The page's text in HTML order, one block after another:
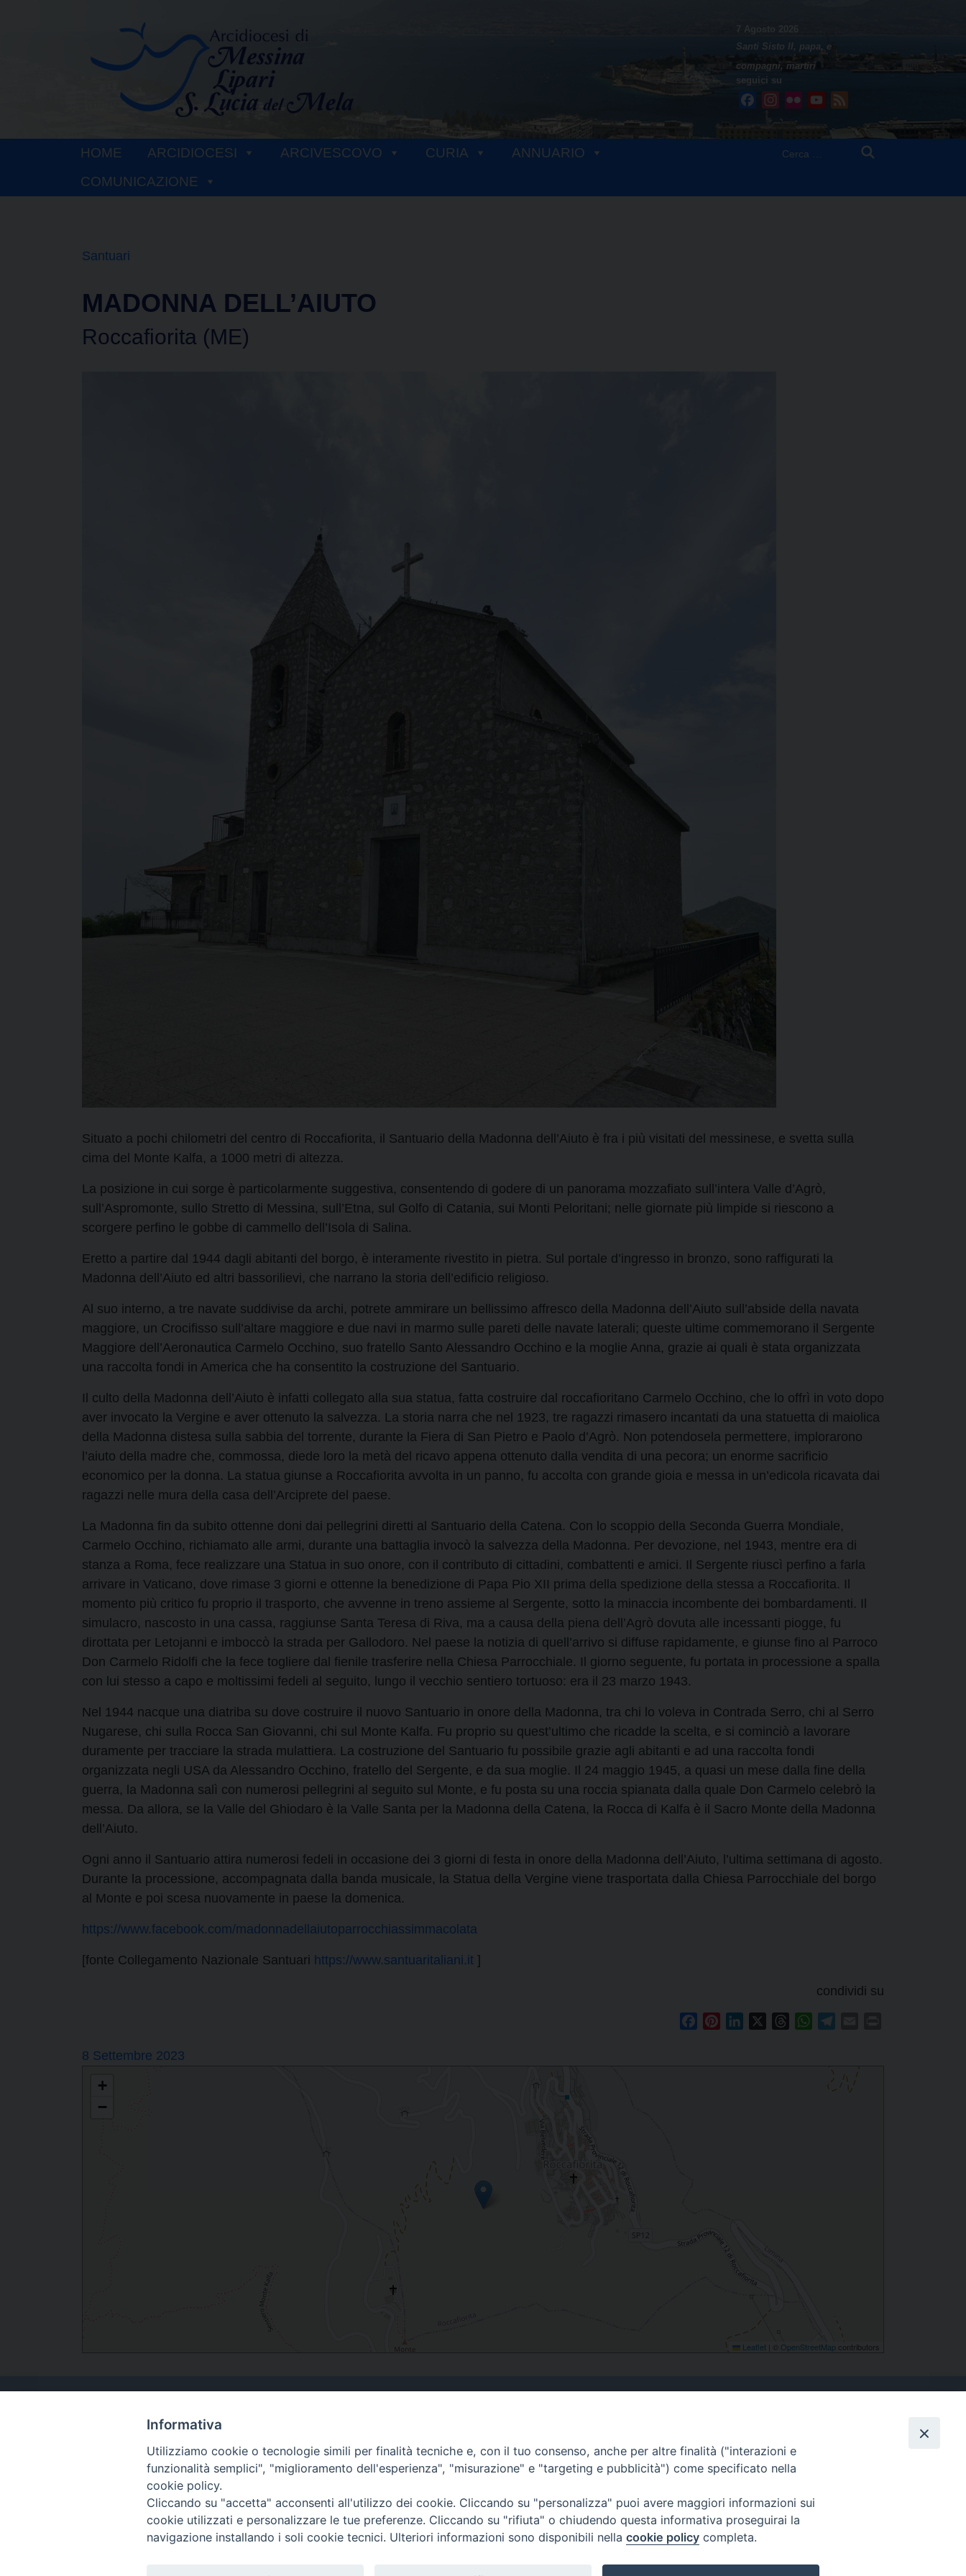
7 Agosto 2026
Santi Sisto II, papa, e
compagni, martiri
seguici su
FacebookInstagram
Flickr YouTube
HOME ARCIDIOCESI ARCIVESCOVO CURIA
ANNUARIO
COMUNICAZIONE
Santuari
MADONNA DELL’AIUTO
Roccafiorita (ME)
Situato a pochi chilometri del centro di Roccafiorita, il Santuario della Madonna dell’Aiuto è fra i più visitati del messinese, e svetta sulla
cima del Monte Kalfa, a 1000 metri di altezza.
La posizione in cui sorge è particolarmente suggestiva, consentendo di godere di un panorama mozzafiato sull’intera Valle d’Agrò,
sull’Aspromonte, sullo Stretto di Messina, sull’Etna, sul Golfo di Catania, sui Monti Peloritani; nelle giornate più limpide si riescono a
scorgere perfino le gobbe di cammello dell’Isola di Salina.
Eretto a partire dal 1944 dagli abitanti del borgo, è interamente rivestito in pietra. Sul portale d’ingresso in bronzo, sono raffigurati la
Madonna dell’Aiuto ed altri bassorilievi, che narrano la storia dell’edificio religioso.
Al suo interno, a tre navate suddivise da archi, potrete ammirare un bellissimo affresco della Madonna dell’Aiuto sull’abside della navata
maggiore, un Crocifisso sull’altare maggiore e due navi in marmo sulle pareti delle navate laterali; queste ultime commemorano il Sergente
Maggiore dell’Aeronautica Carmelo Occhino, suo fratello Santo Alessandro Occhino e la moglie Anna, grazie ai quali è stata organizzata
una raccolta fondi in America che ha consentito la costruzione del Santuario.
Il culto della Madonna dell’Aiuto è infatti collegato alla sua statua, fatta costruire dal roccafioritano Carmelo Occhino, che lo offrì in voto dopo
aver invocato la Vergine e aver ottenuto la salvezza. La storia narra che nel 1923, tre ragazzi rimasero incantati da una statuetta di maiolica
della Madonna distesa sulla sabbia del torrente, durante la Fiera di San Pietro e Paolo d’Agrò. Non potendosela permettere, implorarono
l’aiuto della madre che, commossa, diede loro la metà del ricavo appena ottenuto dalla vendita di una pecora; un enorme sacrificio
economico per la donna. La statua giunse a Roccafiorita avvolta in un panno, fu accolta con grande gioia e messa in un’edicola ricavata dai
ragazzi nelle mura della casa dell’Arciprete del paese.
La Madonna fin da subito ottenne doni dai pellegrini diretti al Santuario della Catena. Con lo scoppio della Seconda Guerra Mondiale,
Carmelo Occhino, richiamato alle armi, durante una battaglia invocò la salvezza della Madonna. Per devozione, nel 1943, mentre era di
stanza a Roma, fece realizzare una Statua in suo onore, con il contributo di cittadini, combattenti e amici. Il Sergente riuscì perfino a farla
arrivare in Vaticano, dove rimase 3 giorni e ottenne la benedizione di Papa Pio XII prima della spedizione della stessa a Roccafiorita. Il
momento più critico fu proprio il trasporto, che avvenne in treno assieme al Sergente, sotto la minaccia incombente dei bombardamenti. Il
simulacro, nascosto in una cassa, raggiunse Santa Teresa di Riva, ma a causa della piena dell’Agrò dovuta alle incessanti piogge, fu
dirottata per Letojanni e imboccò la strada per Gallodoro. Nel paese la notizia di quell’arrivo si diffuse rapidamente, e giunse fino al Parroco
Don Carmelo Ridolfi che la fece togliere dal fienile trasferire nella Chiesa Parrocchiale. Il giorno seguente, fu portata in processione a spalla
con lui stesso a capo e moltissimi fedeli al seguito, lungo il vecchio sentiero tortuoso: era il 23 marzo 1943.
Nel 1944 nacque una diatriba su dove costruire il nuovo Santuario in onore della Madonna, tra chi lo voleva in Contrada Serro, chi al Serro
Nugarese, chi sulla Rocca San Giovanni, chi sul Monte Kalfa. Fu proprio su quest’ultimo che ricadde la scelta, e si cominciò a lavorare
duramente per tracciare la strada mulattiera. La costruzione del Santuario fu possibile grazie agli abitanti e ad una raccolta fondi
organizzata negli USA da Alessandro Occhino, fratello del Sergente, e da sua moglie. Il 24 maggio 1945, a quasi un mese dalla fine della
guerra, la Madonna salì con numerosi pellegrini al seguito sul Monte, e fu posta su una roccia spianata dalla quale Don Carmelo celebrò la
messa. Da allora, se la Valle del Ghiodaro è la Valle Santa per la Madonna della Catena, la Rocca di Kalfa è il Sacro Monte della Madonna
dell’Aiuto.
Ogni anno il Santuario attira numerosi fedeli in occasione dei 3 giorni di festa in onore della Madonna dell’Aiuto, l’ultima settimana di agosto.
Durante la processione, accompagnata dalla banda musicale, la Statua della Vergine viene trasportata dalla Chiesa Parrocchiale del borgo
al Monte e poi scesa nuovamente in paese la domenica.
https://www.facebook.com/madonnadellaiutoparrocchiassimmacolata
[fonte Collegamento Nazionale Santuari https://www.santuaritaliani.it ]
condividi su
FacebookPinterestLinkedIn ThreadsWhatsApp
8 Settembre 2023
+
−
Leaflet © OpenStreetMap contributors
Indirizzo
Via Garibaldi, 67 - 98122
Orari
da lunedi al venerdi dalle ore
Contatti
Tel. 090.6684111 - Fax.
arcivescovo.messina@tin.it
Canali social
Informativa
Utilizziamo cookie o tecnologie simili per finalità tecniche e, con il tuo consenso, anche per altre finalità ("interazioni e
funzionalità semplici", "miglioramento dell'esperienza", "misurazione" e "targeting e pubblicità") come specificato nella
cookie policy.
Cliccando su "accetta" acconsenti all'utilizzo dei cookie. Cliccando su "personalizza" puoi avere maggiori informazioni sui
cookie utilizzati e personalizzare le tue preferenze. Cliccando su "rifiuta" o chiudendo questa informativa proseguirai la
navigazione installando i soli cookie tecnici. Ulteriori informazioni sono disponibili nella cookie policy completa.